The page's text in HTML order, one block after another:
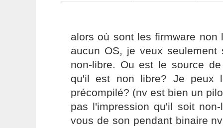
alors où sont les firmware non
aucun OS, je veux
non-libre. Ou est le source
qu'il est non libre? Je peux
précompilé? (nv est bien un
pas l'impression qu'il soit
vous de son pendant binaire